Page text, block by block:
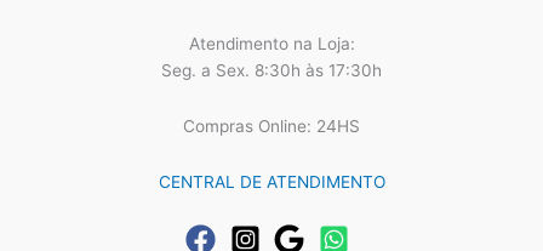
Atendimento na Loja:
Seg. a Sex. 8:30h às 17:30h
Compras Online: 24HS
CENTRAL DE ATENDIMENTO